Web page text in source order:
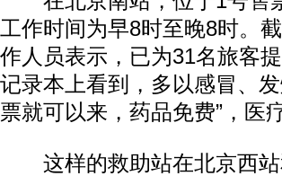
工作时间为早8时至晚8时。
作人员表示，已为31名旅客
记录本上看到，多以感冒、
票就可以来，药品免费”，医
这样的救助站在北京西站